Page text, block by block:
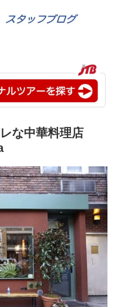
な中華料理店